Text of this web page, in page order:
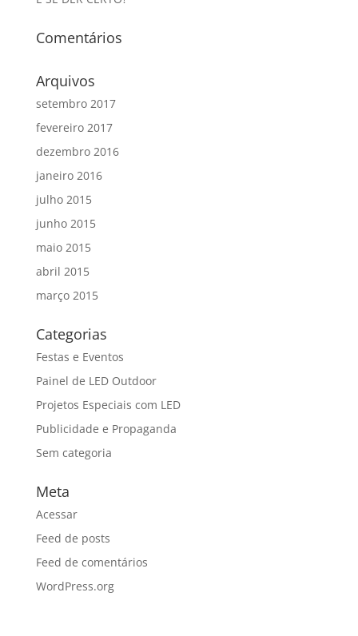
Comentários
Arquivos
setembro 2017
fevereiro 2017
dezembro 2016
janeiro 2016
julho 2015
junho 2015
maio 2015
abril 2015
março 2015
Categorias
Festas e Eventos
Painel de LED Outdoor
Projetos Especiais com LED
Publicidade e Propaganda
Sem categoria
Meta
Acessar
Feed de posts
Feed de comentários
WordPress.org